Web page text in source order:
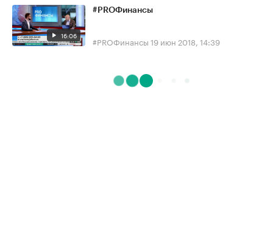
16:06
#PROФинансы
#PROФинансы 19 июн 2018, 14:39